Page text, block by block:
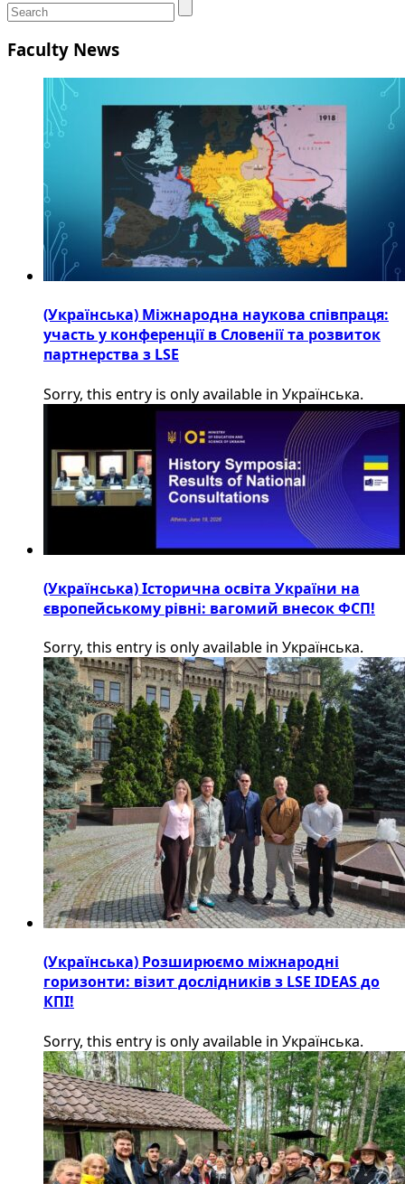
Faculty News
(Українська) Міжнародна наукова співпраця:
участь у конференції в Словенії та розвиток
партнерства з LSE
Sorry, this entry is only available in Українська.
(Українська) Історична освіта України на
європейському рівні: вагомий внесок ФСП!
Sorry, this entry is only available in Українська.
(Українська) Розширюємо міжнародні
горизонти: візит дослідників з LSE IDEAS до
КПІ!
Sorry, this entry is only available in Українська.